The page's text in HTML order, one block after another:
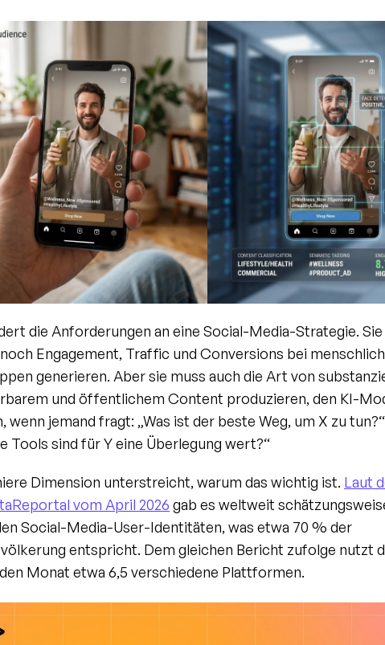
die Anforderungen an eine Social-Media-Strategie.
Engagement, Traffic und Conversions bei
generieren. Aber sie muss auch die Art von
und öffentlichem Content produzieren, den KI-
wenn jemand fragt: „Was ist der beste Weg, um X zu
Tools sind für Y eine Überlegung wert?“
Dimension unterstreicht, warum das wichtig ist. Laut
vom April 2026 gab es weltweit
Social-Media-User-Identitäten, was etwa 70 % der
entspricht. Dem gleichen Bericht zufolge nutzt
Monat etwa 6,5 verschiedene Plattformen.